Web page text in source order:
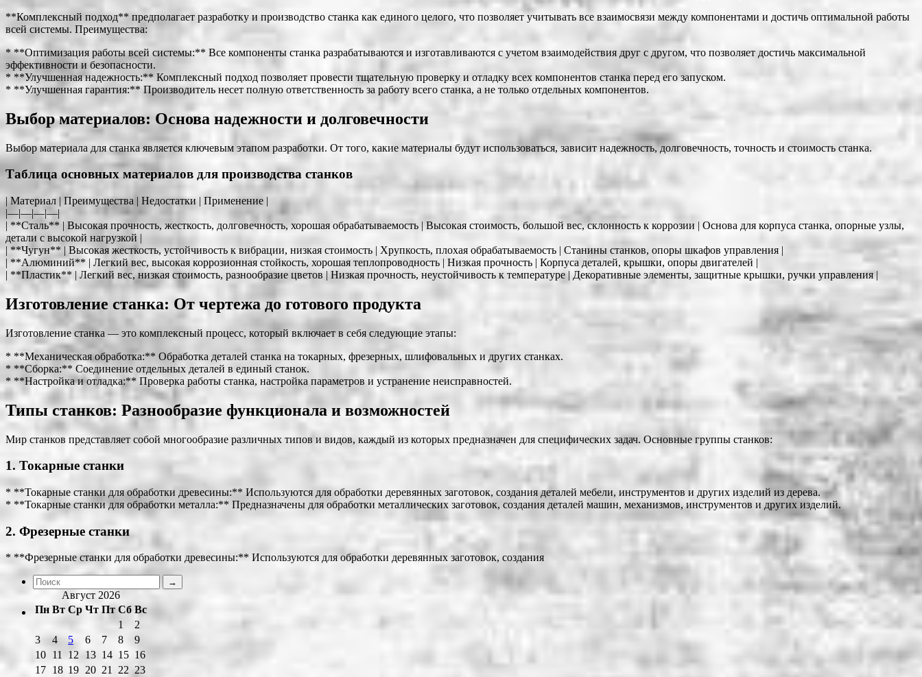
**Комплексный подход** предполагает разработку и производство станка как единого целого, что позволяет учитывать все взаимосвязи между компонентами и достичь оптимальной работы
всей системы. Преимущества:
* **Оптимизация работы всей системы:** Все компоненты станка разрабатываются и изготавливаются с учетом взаимодействия друг с другом, что позволяет достичь максимальной
эффективности и безопасности.
* **Улучшенная надежность:** Комплексный подход позволяет провести тщательную проверку и отладку всех компонентов станка перед его запуском.
* **Улучшенная гарантия:** Производитель несет полную ответственность за работу всего станка, а не только отдельных компонентов.
Выбор материалов: Основа надежности и долговечности
Выбор материала для станка является ключевым этапом разработки. От того, какие материалы будут использоваться, зависит надежность, долговечность, точность и стоимость станка.
Таблица основных материалов для производства станков
| Материал | Преимущества | Недостатки | Применение |
|—|—|—|—|
| **Сталь** | Высокая прочность, жесткость, долговечность, хорошая обрабатываемость | Высокая стоимость, большой вес, склонность к коррозии | Основа для корпуса станка, опорные узлы,
детали с высокой нагрузкой |
| **Чугун** | Высокая жесткость, устойчивость к вибрации, низкая стоимость | Хрупкость, плохая обрабатываемость | Станины станков, опоры шкафов управления |
| **Алюминий** | Легкий вес, высокая коррозионная стойкость, хорошая теплопроводность | Низкая прочность | Корпуса деталей, крышки, опоры двигателей |
| **Пластик** | Легкий вес, низкая стоимость, разнообразие цветов | Низкая прочность, неустойчивость к температуре | Декоративные элементы, защитные крышки, ручки управления |
Изготовление станка: От чертежа до готового продукта
Изготовление станка — это комплексный процесс, который включает в себя следующие этапы:
* **Механическая обработка:** Обработка деталей станка на токарных, фрезерных, шлифовальных и других станках.
* **Сборка:** Соединение отдельных деталей в единый станок.
* **Настройка и отладка:** Проверка работы станка, настройка параметров и устранение неисправностей.
Типы станков: Разнообразие функционала и возможностей
Мир станков представляет собой многообразие различных типов и видов, каждый из которых предназначен для специфических задач. Основные группы станков:
1. Токарные станки
* **Токарные станки для обработки древесины:** Используются для обработки деревянных заготовок, создания деталей мебели, инструментов и других изделий из дерева.
* **Токарные станки для обработки металла:** Предназначены для обработки металлических заготовок, создания деталей машин, механизмов, инструментов и других изделий.
2. Фрезерные станки
* **Фрезерные станки для обработки древесины:** Используются для обработки деревянных заготовок, создания
Август 2026
Пн Вт Ср Чт Пт Сб Вс
1
2
3
4 5 6 7 8
9
10 11 12 13 14 15 16
17 18 19 20 21 22 23